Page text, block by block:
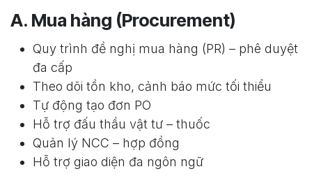
A. Mua hàng (Procurement)
Quy trình đề nghị mua hàng (PR) – phê duyệt
đa cấp
Theo dõi tồn kho, cảnh báo mức tối thiểu
Tự động tạo đơn PO
Hỗ trợ đấu thầu vật tư – thuốc
Quản lý NCC – hợp đồng
Hỗ trợ giao diện đa ngôn ngữ